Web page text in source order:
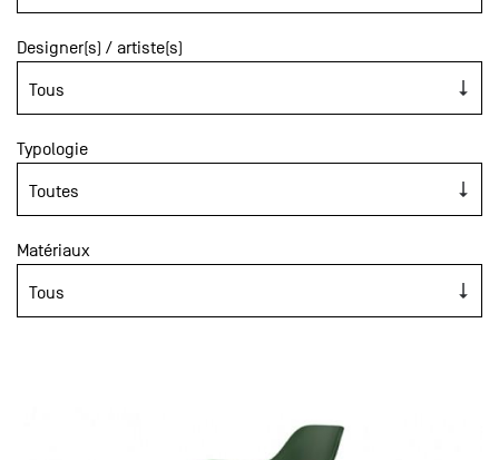
Designer(s) / artiste(s)
Typologie
Matériaux